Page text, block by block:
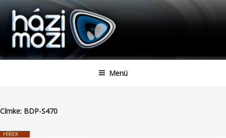
Tartalomhoz
HAZIMOZI
Menü
Címke: BDP-S470
HÍREK